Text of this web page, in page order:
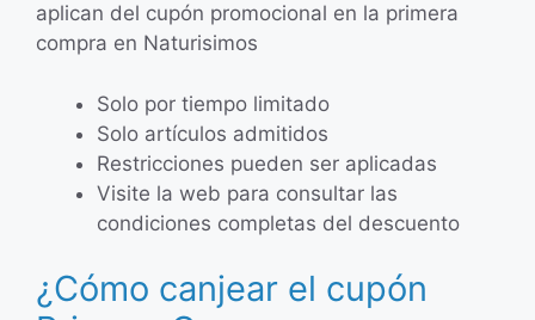
aplican del cupón promocional en la primera
compra en Naturisimos
Solo por tiempo limitado
Solo artículos admitidos
Restricciones pueden ser aplicadas
Visite la web para consultar las
condiciones completas del descuento
¿Cómo canjear el cupón